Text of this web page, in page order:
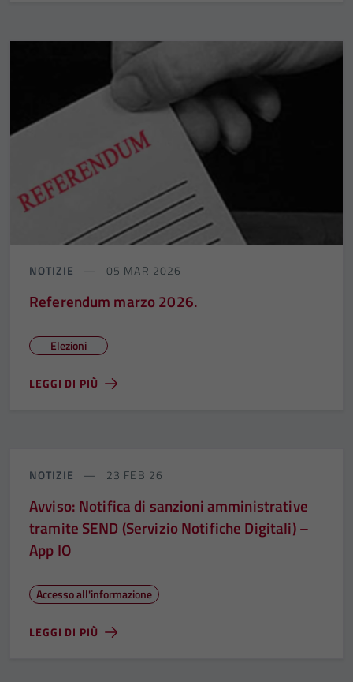
NOTIZIE 05 MAR 2026
Referendum marzo 2026.
Elezioni
LEGGI DI PIÙ
NOTIZIE 23 FEB 26
Avviso: Notifica di sanzioni amministrative
tramite SEND (Servizio Notifiche Digitali) –
App IO
Accesso all'informazione
LEGGI DI PIÙ